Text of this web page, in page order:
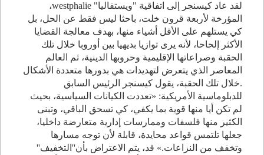
لقد عاد كيسنجر إلى اتفاقية "ويستفاليا" westphalie،
المؤرخة لأربعة قرون خلت، باحثا ليس فقط عن الحل، بل
كي يستلهم على الأقل أشياء منها، بهدف معالجة القضايا
الأكثر إلحاحا، لأنه يرى توازيا بديهيا بين أوروبا خلال تلك
الحقبة وصراعاتها الإقليمية وحروبها الدينية، ثم العالم
المعاصر الذي يتعرض لتهديدات هي بدورها متعددة الأشكال
.خلال تلك الحقبة، يقول كيسنجر الرئيس السابق
للدبلوماسية الأمريكية: «تعددت الكيانات السياسية، بحيث
لم تكن أيا منها قوية بما يكفي، كي تسحق الباقي، وتبنى
الكثير منها فلسفات وممارسات إدارية متعارضة داخليا،
جعلها تلتمس قواعد محايدة، قابلة لأن توجه مسارها
وتخفف من النزاعات.» قد، يتم الاعتراض بأن''التخفيف''